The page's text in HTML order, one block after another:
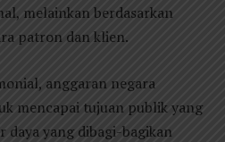
melainkan berdasarkan
patron dan klien.
anggaran negara
mencapai tujuan publik yang
daya yang dibagi-bagikan